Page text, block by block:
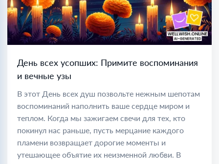
День всех усопших: Примите воспоминания
и вечные узы
В этот День всех душ позвольте нежным шепотам
воспоминаний наполнить ваше сердце миром и
теплом. Когда мы зажигаем свечи для тех, кто
покинул нас раньше, пусть мерцание каждого
пламени возвращает дорогие моменты и
утешающее объятие их неизменной любви. В